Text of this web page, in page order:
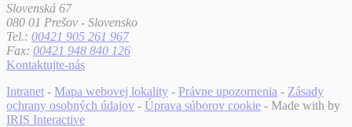
Slovenská 67
080 01 Prešov - Slovensko
Tel.: 00421 905 261 967
Fax: 00421 948 840 126
Kontaktujte-nás
Intranet - Mapa webovej lokality - Právne upozornenia - Zásady
ochrany osobných údajov - Úprava súborov cookie - Made with by
IRIS Interactive